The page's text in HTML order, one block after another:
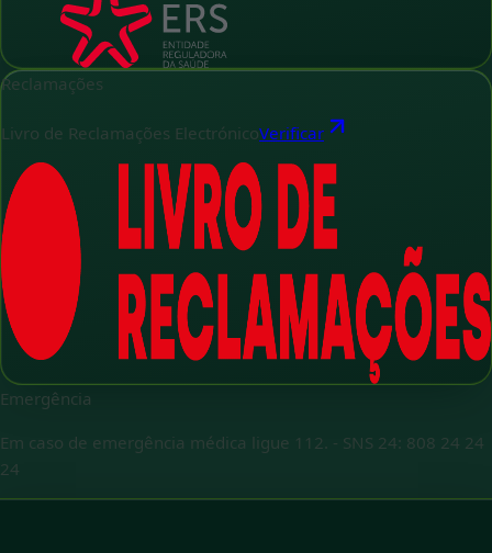
Reclamações
Livro de Reclamações ElectrónicoVerificar
Emergência
Em caso de emergência médica ligue 112. - SNS 24: 808 24 24
24